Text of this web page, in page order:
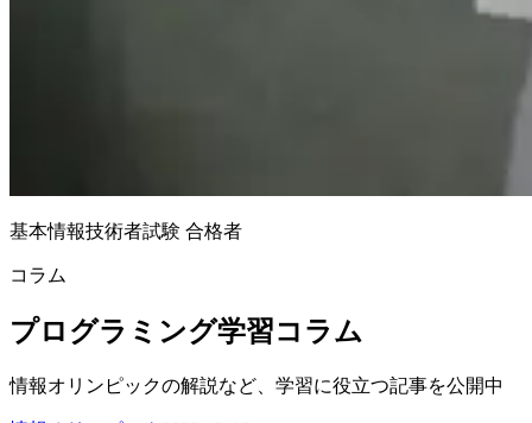
基本情報技術者試験 合格者
コラム
プログラミング学習コラム
情報オリンピックの解説など、学習に役立つ記事を公開中